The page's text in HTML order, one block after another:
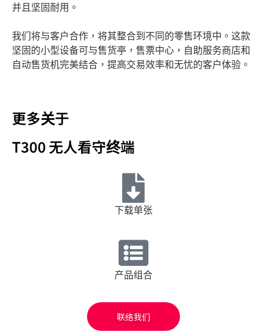
并且坚固耐用。
我们将与客户合作，将其整合到不同的零售环境中。这款
坚固的小型设备可与售货亭，售票中心，自助服务商店和
自动售货机完美结合，提高交易效率和无忧的客户体验。
更多关于
T300 无人看守终端
下载单张
产品组合
联络我们